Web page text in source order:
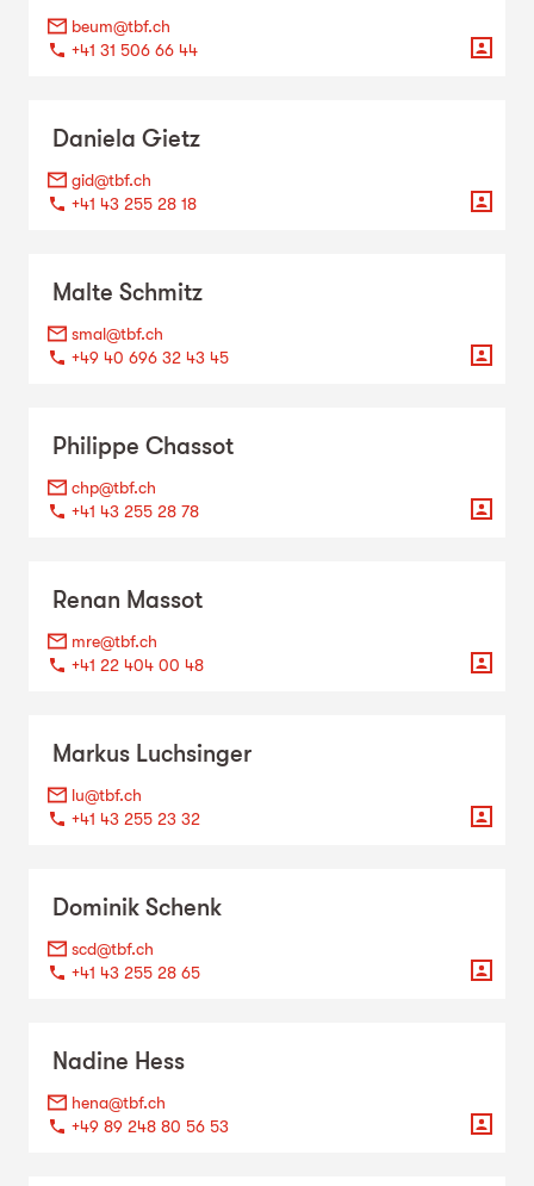
beum@tbf.ch
+41 31 506 66 44
Daniela Gietz
gid@tbf.ch
+41 43 255 28 18
Malte Schmitz
smal@tbf.ch
+49 40 696 32 43 45
Philippe Chassot
chp@tbf.ch
+41 43 255 28 78
Renan Massot
mre@tbf.ch
+41 22 404 00 48
Markus Luchsinger
lu@tbf.ch
+41 43 255 23 32
Dominik Schenk
scd@tbf.ch
+41 43 255 28 65
Nadine Hess
hena@tbf.ch
+49 89 248 80 56 53